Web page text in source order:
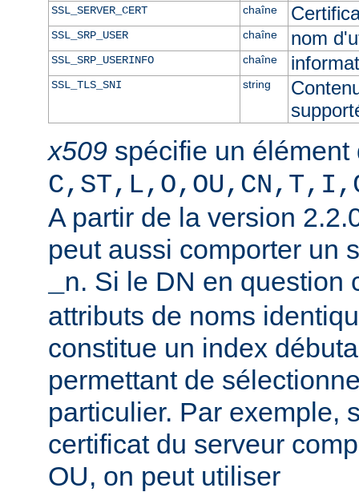
SSL_SERVER_CERT chaîne
SSL_SRP_USER chaîne nom
SSL_SRP_USERINFO chaîne
SSL_TLS_SNI string
x509 spécifie un
A partir de la version
peut aussi comporter un
_n. Si le DN en question
attributs de noms
constitue un index
permettant de
particulier. Par exemple,
certificat du serveur
OU, on peut utiliser